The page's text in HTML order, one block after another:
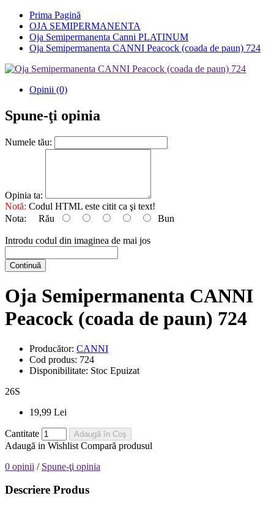
Prima Pagină
OJA SEMIPERMANENTA
Oja Semipermanenta Canni PLATINUM
Oja Semipermanenta CANNI Peacock (coada de paun) 724
Opinii (0)
Spune-ţi opinia
Numele tău:
Opinia ta:
Notă: Codul HTML este citit ca şi text!
Nota: Rău Bun
Introdu codul din imaginea de mai jos
Continuă
Oja Semipermanenta CANNI
Peacock (coada de paun) 724
Producător: CANNI
Cod produs: 724
Disponibilitate: Stoc Epuizat
26S
19,99 Lei
Cantitate Adaugă în Coş
Adaugă in Wishlist Compară produsul
0 opinii / Spune-ţi opinia
Descriere Produs